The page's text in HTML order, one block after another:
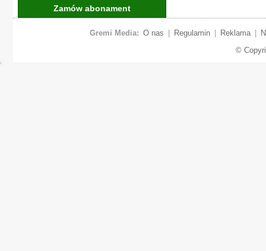
Zamów abonament
Gremi Media: O nas Regulamin Reklama
©